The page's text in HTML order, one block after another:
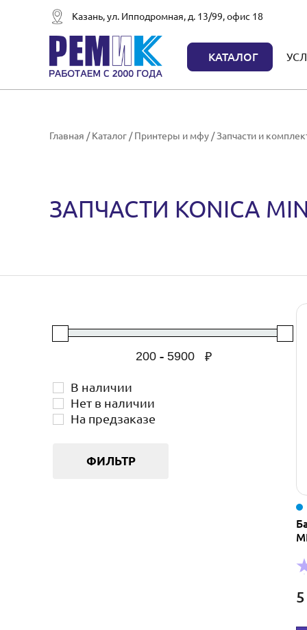
Казань, ул. Ипподромная, д. 13/99, офис 18
КАТАЛОГ
Главная /Каталог /Принтеры и мфу /Запчасти и
ЗАПЧАСТИ KONICA
- ₽
В наличии
Нет в наличии
На предзаказе
ФИЛЬТР